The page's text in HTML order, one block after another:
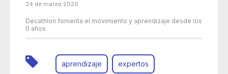
24 de marzo 2026
Decathlon fomenta el movimiento y aprendizaje desde los
0 años
aprendizaje expertos